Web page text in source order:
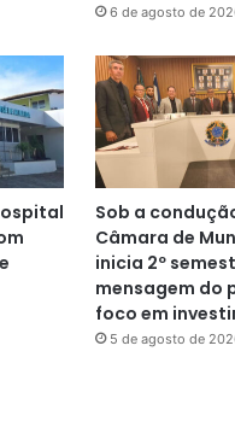
6 de agosto de
Sob a
Câmara de
inicia 2º
mensagem do
foco em
5 de agosto de